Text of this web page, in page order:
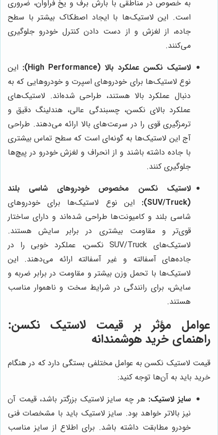
به خصوص در مناطقی با بارش برف و یخ فراوان، ضروری
است. این لاستیک‌ها با ایجاد اصطکاک بیشتر با سطح
جاده، از لغزش و از دست دادن کنترل خودرو جلوگیری
می‌کنند.
لاستیک نکسن عملکرد بالا (High Performance):
این
نوع لاستیک‌ها برای خودروهای اسپرت و خودروهایی که به
دنبال عملکرد بالا هستند، طراحی شده‌اند. لاستیک‌های
عملکرد بالای نکسن، چسبندگی عالی، هندلینگ دقیق و
ترمزگیری قوی را در سرعت‌های بالا ارائه می‌دهند. طراحی
آج این لاستیک‌ها به گونه‌ای است که سطح تماس بیشتری
با جاده داشته باشند و از انحراف و لغزش خودرو در پیچ‌ها
جلوگیری کنند.
لاستیک نکسن مخصوص خودروهای شاسی بلند
(SUV/Truck):
این نوع لاستیک‌ها برای خودروهای
شاسی بلند و کامیونت‌ها طراحی شده‌اند و دارای ساختار
قوی‌تر و مقاومت بیشتری در برابر سایش هستند.
لاستیک‌های SUV/Truck نکسن، عملکرد خوبی را در
جاده‌های آسفالته و غیر آسفالته ارائه می‌دهند. این
لاستیک‌ها با تحمل وزن بیشتر و مقاومت در برابر ضربه و
سایش، برای رانندگی در شرایط سخت و ناهموار مناسب
هستند.
عوامل مؤثر بر قیمت لاستیک نکسن:
راهنمای خرید هوشمندانه
قیمت لاستیک نکسن به عوامل مختلفی بستگی دارد که در هنگام
خرید باید به آن‌ها توجه کنید:
سایز لاستیک: هر چه سایز لاستیک بزرگتر باشد، قیمت آن
نیز بالاتر خواهد بود. سایز لاستیک باید با مشخصات فنی
خودرو مطابقت داشته باشد. برای اطلاع از سایز مناسب